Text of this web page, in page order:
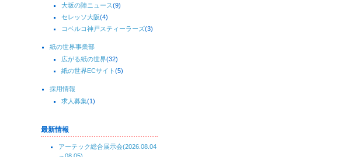
大坂の陣ニュース(9)
セレッソ大阪(4)
コベルコ神戸スティーラーズ(3)
紙の世界事業部
広がる紙の世界(32)
紙の世界ECサイト(5)
採用情報
求人募集(1)
最新情報
アーテック総合展示会(2026.08.04